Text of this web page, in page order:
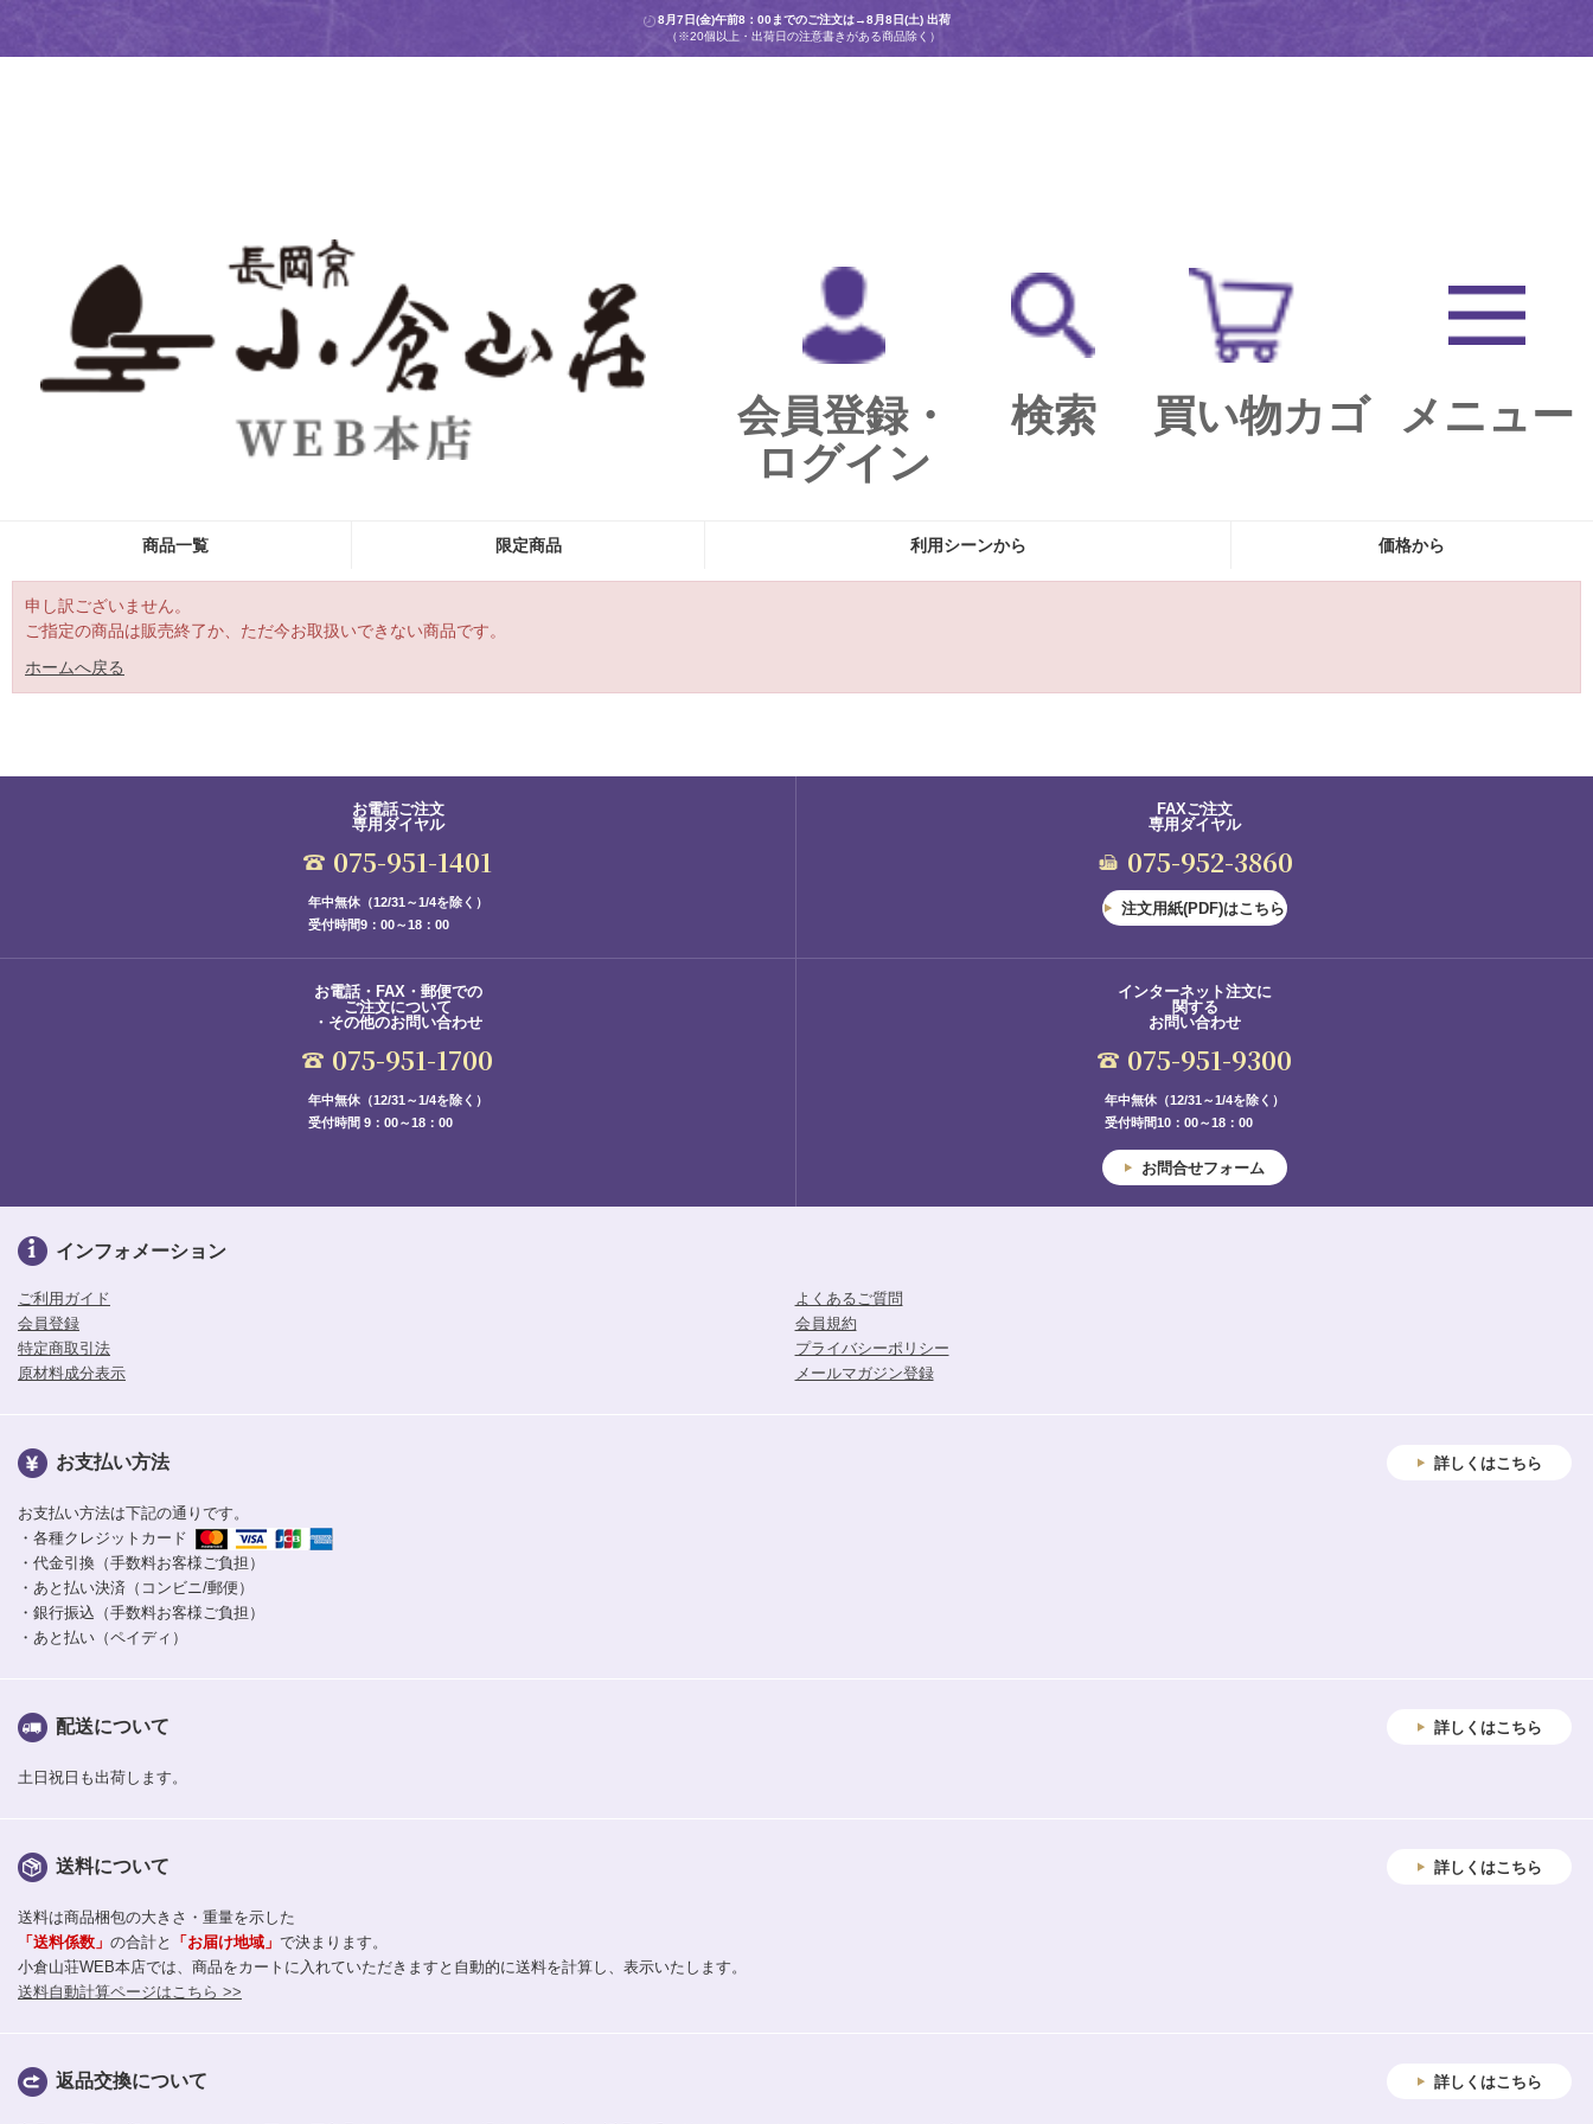
8月7日(金)午前8：00までのご注文は→8月8日(土) 出荷
（※20個以上・出荷日の注意書きがある商品除く）
会員登録・
ログイン
検索 買い物カゴ メニュー
商品一覧 限定商品 利用シーンから 価格から
申し訳ございません。
ご指定の商品は販売終了か、ただ今お取扱いできない商品です。
ホームへ戻る
お電話ご注文
専用ダイヤル
075-951-1401
年中無休（12/31～1/4を除く）
受付時間9：00～18：00
FAXご注文
専用ダイヤル
075-952-3860
注文用紙(PDF)はこちら
お電話・FAX・郵便での
ご注文について
・その他のお問い合わせ
075-951-1700
年中無休（12/31～1/4を除く）
受付時間 9：00～18：00
インターネット注文に
関する
お問い合わせ
075-951-9300
年中無休（12/31～1/4を除く）
受付時間10：00～18：00
お問合せフォーム
インフォメーション
ご利用ガイド
よくあるご質問
会員登録
会員規約
特定商取引法
プライバシーポリシー
原材料成分表示
メールマガジン登録
お支払い方法 詳しくはこちら
お支払い方法は下記の通りです。
・各種クレジットカード
・代金引換（手数料お客様ご負担）
・あと払い決済（コンビニ/郵便）
・銀行振込（手数料お客様ご負担）
・あと払い（ペイディ）
配送について 詳しくはこちら
土日祝日も出荷します。
送料について 詳しくはこちら
送料は商品梱包の大きさ・重量を示した
「送料係数」 の合計と 「お届け地域」 で決まります。
小倉山荘WEB本店では、商品をカートに入れていただきますと自動的に送料を計算し、表示いたします。
送料自動計算ページはこちら >>
返品交換について 詳しくはこちら